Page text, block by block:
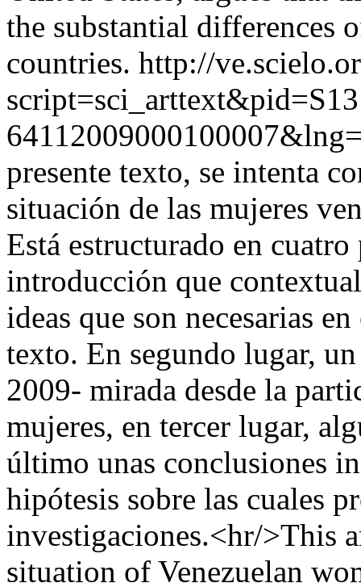
the substantial differences
countries. http://
presente texto, se intenta
situación de las mujeres
Está estructurado en
introducción que
ideas que son necesarias
texto. En segundo lugar,
2009- mirada desde la
mujeres, en tercer lugar,
último unas conclusiones
hipótesis sobre las cuales
investigaciones.<hr/>This
situation of Venezuelan